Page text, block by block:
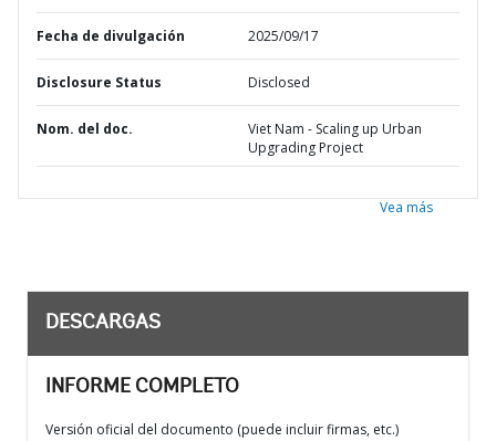
Fecha de divulgación 2025/09/17
Disclosure Status Disclosed
Nom. del doc.
Viet Nam - Scaling up Urban
Upgrading Project
Vea más
DESCARGAS
INFORME COMPLETO
Versión oficial del documento (puede incluir firmas, etc.)